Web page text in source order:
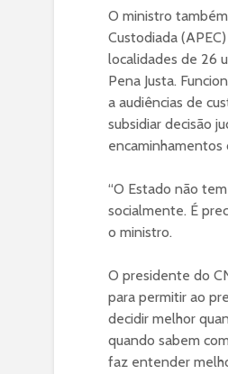
O ministro
Custodiada
localidades de 26
Pena Justa.
a audiências de
subsidiar decisão
encaminhamentos
“O Estado não
socialmente. É
o ministro.
O presidente do
para permitir ao
decidir melhor
quando sabem
faz entender